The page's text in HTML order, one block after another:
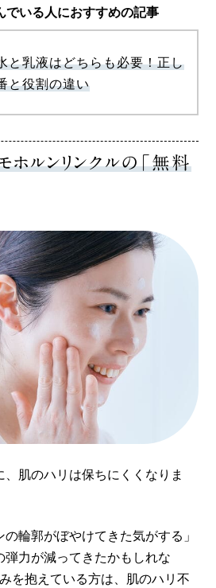
でいる人におすすめの記事
と乳液はどちらも必要！正し
と役割の違い
ホルンリンクルの「無料
肌のハリは保ちにくくなりま
の輪郭がぼやけてきた気がする」
弾力が減ってきたかもしれな
を抱えている方は、肌のハリ不